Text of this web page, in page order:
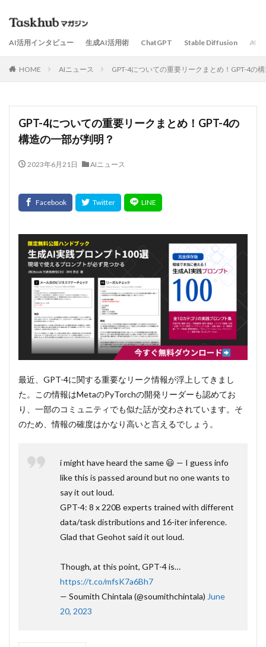
AI活用インタビュー 生成AI活用術 ChatGPT Stable Diffusion AIサ
HOME AIニュース GPT-4についての重要リークまとめ！GPT-4の
GPT-4についての重要リークまとめ！GPT-4の
構造の一部が判明？
2023年6月21日 AIニュース
最近、GPT-4に関する重要なリーク情報が浮上してきまし
た。この情報はMetaのPyTorchの開発リーダーも認めてお
り、一部のコミュニティでも似た話が交わされています。そ
のため、情報の確度はかなり高いと言えるでしょう。
i might have heard the same 😃 — I guess info
like this is passed around but no one wants to
say it out loud.
GPT-4: 8 x 220B experts trained with different
data/task distributions and 16-iter inference.
Glad that Geohot said it out loud.
Though, at this point, GPT-4 is…
https://t.co/mfsK7a6Bh7
— Soumith Chintala (@soumithchintala) June
20, 2023